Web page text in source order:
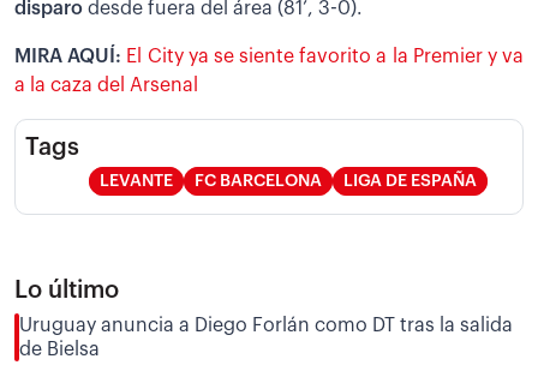
disparo desde fuera del área (81’, 3-0).
MIRA AQUÍ: El City ya se siente favorito a la Premier y va
a la caza del Arsenal
Tags
LEVANTE FC BARCELONA LIGA DE ESPAÑA
Lo último
Uruguay anuncia a Diego Forlán como DT tras la salida
de Bielsa